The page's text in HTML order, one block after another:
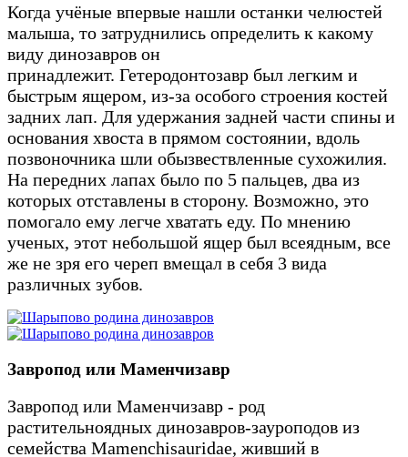
Когда учёные впервые нашли останки челюстей
малыша, то затруднились определить к какому
виду динозавров он
принадлежит. Гетеродонтозавр был легким и
быстрым ящером, из-за особого строения костей
задних лап. Для удержания задней части спины и
основания хвоста в прямом состоянии, вдоль
позвоночника шли обызвествленные сухожилия.
На передних лапах было по 5 пальцев, два из
которых отставлены в сторону. Возможно, это
помогало ему легче хватать еду. По мнению
ученых, этот небольшой ящер был всеядным, все
же не зря его череп вмещал в себя 3 вида
различных зубов.
Завропод или Маменчизавр
Завропод или Маменчизавр - род
растительноядных динозавров-зауроподов из
семейства Mamenchisauridae, живший в